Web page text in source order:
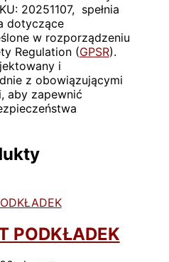
20251107, spełnia
dotyczące
w rozporządzeniu
Regulation (GPSR).
i
z obowiązującymi
aby zapewnić
PODKŁADEK